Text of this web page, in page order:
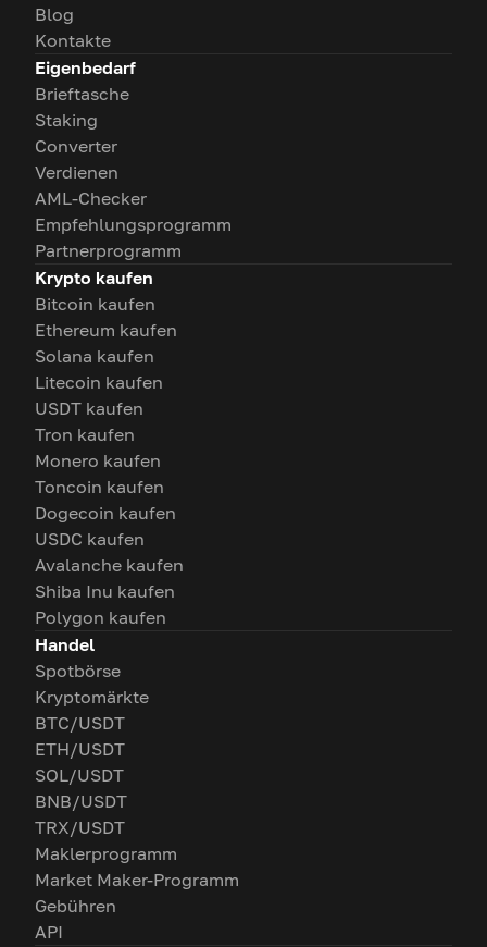
Blog
Kontakte
Eigenbedarf
Brieftasche
Staking
Converter
Verdienen
AML-Checker
Empfehlungsprogramm
Partnerprogramm
Krypto kaufen
Bitcoin kaufen
Ethereum kaufen
Solana kaufen
Litecoin kaufen
USDT kaufen
Tron kaufen
Monero kaufen
Toncoin kaufen
Dogecoin kaufen
USDC kaufen
Avalanche kaufen
Shiba Inu kaufen
Polygon kaufen
Handel
Spotbörse
Kryptomärkte
BTC/USDT
ETH/USDT
SOL/USDT
BNB/USDT
TRX/USDT
Maklerprogramm
Market Maker-Programm
Gebühren
API